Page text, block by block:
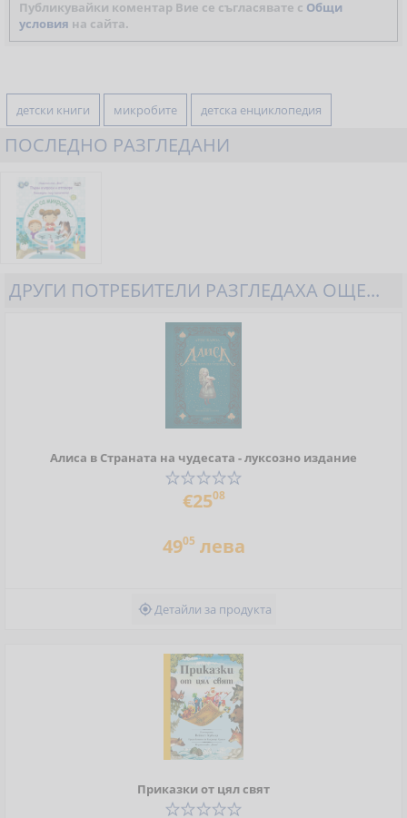
Публикувайки коментар Вие се съгласявате с Общи
условия на сайта.
детски книги микробите детска енциклопедия
ПОСЛЕДНО РАЗГЛЕДАНИ
ДРУГИ ПОТРЕБИТЕЛИ РАЗГЛЕДАХА ОЩЕ...
Алиса в Страната на чудесата - луксозно издание
€2508
4905 лева
Детайли за продукта
Приказки от цял свят